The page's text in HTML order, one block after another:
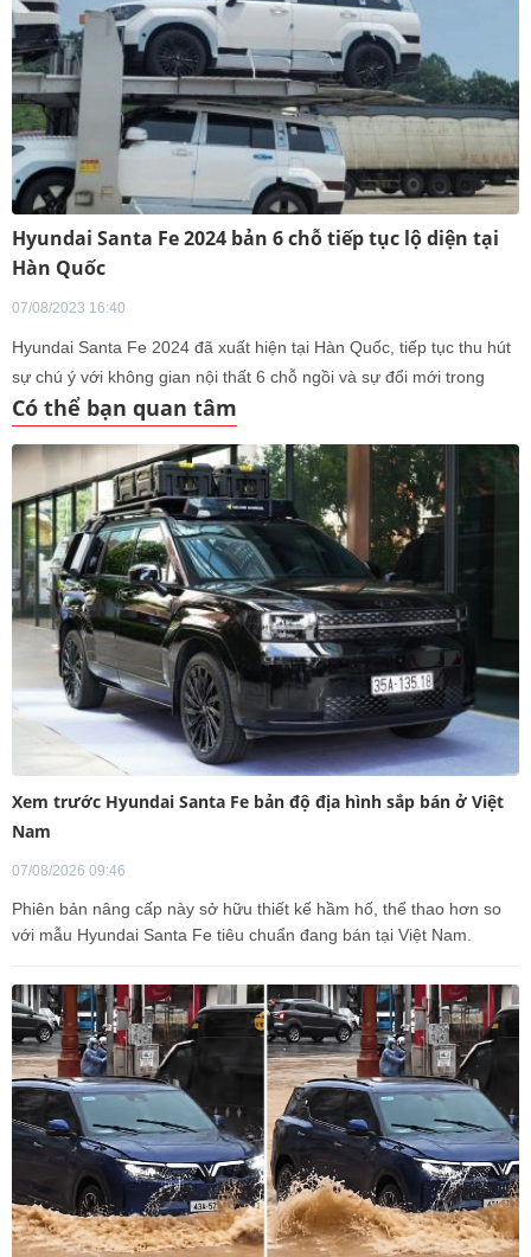
Hyundai Santa Fe 2024 bản 6 chỗ tiếp tục lộ diện tại
Hàn Quốc
07/08/2023 16:40
Hyundai Santa Fe 2024 đã xuất hiện tại Hàn Quốc, tiếp tục thu hút
sự chú ý với không gian nội thất 6 chỗ ngồi và sự đổi mới trong
màu sơn ngoại thất.
Có thể bạn quan tâm
Xem trước Hyundai Santa Fe bản độ địa hình sắp bán ở Việt
Nam
07/08/2026 09:46
Phiên bản nâng cấp này sở hữu thiết kế hầm hố, thể thao hơn so
với mẫu Hyundai Santa Fe tiêu chuẩn đang bán tại Việt Nam.